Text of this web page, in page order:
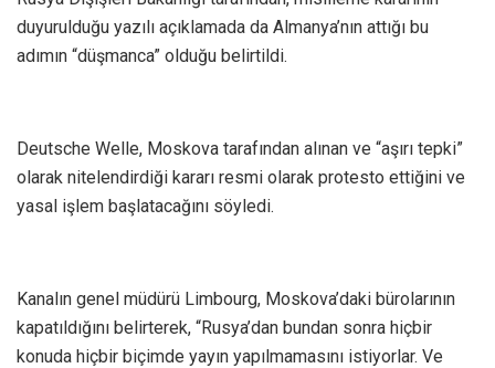
duyurulduğu yazılı açıklamada da Almanya’nın attığı bu
adımın “düşmanca” olduğu belirtildi.
Deutsche Welle, Moskova tarafından alınan ve “aşırı tepki”
olarak nitelendirdiği kararı resmi olarak protesto ettiğini ve
yasal işlem başlatacağını söyledi.
Kanalın genel müdürü Limbourg, Moskova’daki bürolarının
kapatıldığını belirterek, “Rusya’dan bundan sonra hiçbir
konuda hiçbir biçimde yayın yapılmamasını istiyorlar. Ve